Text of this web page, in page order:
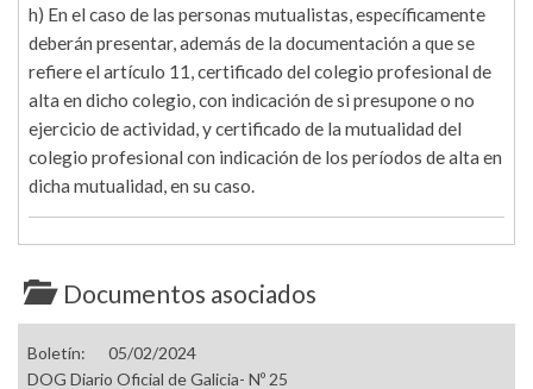
h) En el caso de las personas mutualistas, específicamente
deberán presentar, además de la documentación a que se
refiere el artículo 11, certificado del colegio profesional de
alta en dicho colegio, con indicación de si presupone o no
ejercicio de actividad, y certificado de la mutualidad del
colegio profesional con indicación de los períodos de alta en
dicha mutualidad, en su caso.
Documentos asociados
Boletín:
05/02/2024
DOG Diario Oficial de Galicia- Nº 25